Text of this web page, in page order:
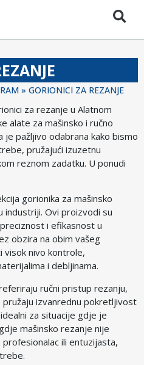
» GORIONICI ZA REZANJE
za rezanje u Alatnom
alate za mašinsko i ručno
je pažljivo odabrana kako bismo
pružajući izuzetnu
reznom zadatku. U ponudi
gorionika za mašinsko
Ovi proizvodi su
i efikasnost u
obzira na obim vašeg
nivo kontrole,
i debljinama.
ručni pristup rezanju,
pružaju izvanrednu pokretljivost
za situacije gdje je
mašinsko rezanje nije
ili entuzijasta,